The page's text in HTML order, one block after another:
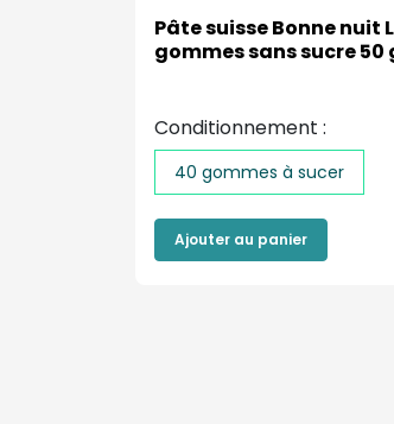
Pâte suisse Bonne nuit
gommes sans sucre 50
Conditionnement :
40 gommes à sucer
Ajouter au panier